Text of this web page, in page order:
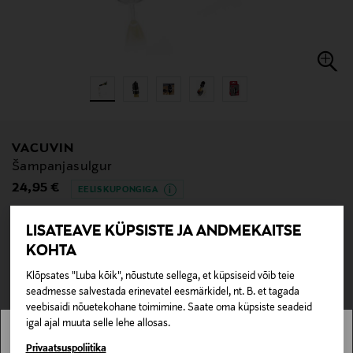
LISATEAVE KÜPSISTE JA ANDMEKAITSE
KOHTA
Klõpsates "Luba kõik", nõustute sellega, et küpsiseid võib teie
seadmesse salvestada erinevatel eesmärkidel, nt. B. et tagada
veebisaidi nõuetekohane toimimine. Saate oma küpsiste seadeid
igal ajal muuta selle lehe allosas.
Privaatsuspoliitika
VACUVIN
Šampanjasulgur
Original Price
24,95 € EELIS KUPONGIGA
null
null
KOHE SAADAVAL
Stockmann pole Sinu riigis saadaval.